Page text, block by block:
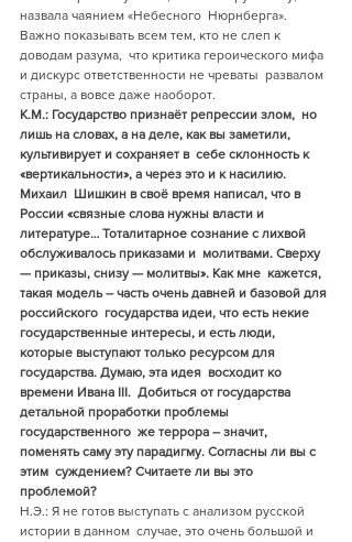
назвала чаянием «Небесного  Нюрнберга».
Важно показывать всем тем, кто не слеп к
доводам разума,  что критика героического мифа
и дискурс ответственности не чреваты  развалом
страны, а вовсе даже наоборот.
К.М.: Государство признаёт репрессии злом,  но
лишь на словах, а на деле, как вы заметили,
культивирует и сохраняет в  себе склонность к
«вертикальности», а через это и к насилию.
Михаил  Шишкин в своё время написал, что в
России «связные слова нужны власти и
литературе… Тоталитарное сознание с лихвой
обслуживалось приказами и  молитвами. Сверху
— приказы, снизу — молитвы». Как мне  кажется,
такая модель – часть очень давней и базовой для
российского  государства идеи, что есть некие
государственные интересы, и есть люди,
которые выступают только ресурсом для
государства. Думаю, эта идея  восходит ко
времени Ивана III.  Добиться от государства
детальной проработки проблемы
государственного  же террора – значит,
поменять саму эту парадигму. Согласны ли вы с
этим  суждением? Считаете ли вы это
проблемой?
Н.Э.: Я не готов выступать с анализом русской
истории в данном  случае, это очень большой и